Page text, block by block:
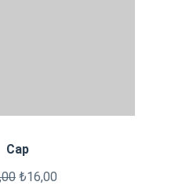
Cap
₺16,00